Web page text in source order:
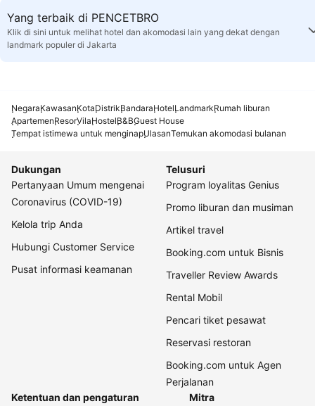
Yang terbaik di PENCETBRO
Klik di sini untuk melihat hotel dan akomodasi lain yang dekat dengan
landmark populer di Jakarta
NegaraKawasanKotaDistrikBandaraHotelLandmarkRumah liburan
ApartemenResorVilaHostelB&BGuest House
Tempat istimewa untuk menginapUlasanTemukan akomodasi bulanan
Dukungan
Pertanyaan Umum mengenai
Coronavirus (COVID-19)
Kelola trip Anda
Hubungi Customer Service
Pusat informasi keamanan
Telusuri
Program loyalitas Genius
Promo liburan dan musiman
Artikel travel
Booking.com untuk Bisnis
Traveller Review Awards
Rental Mobil
Pencari tiket pesawat
Reservasi restoran
Booking.com untuk Agen
Perjalanan
Ketentuan dan pengaturan
Mitra